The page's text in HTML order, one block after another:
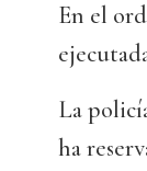
En el
La
ha